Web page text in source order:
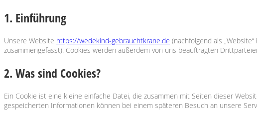
1. Einführung
Unsere Website https://wedekind-gebrauchtkrane.de (nachfolgend als
zusammengefasst). Cookies werden außerdem von uns beauftragten
2. Was sind Cookies?
Ein Cookie ist eine kleine einfache Datei, die zusammen mit Seiten dieser
gespeicherten Informationen können bei einem späteren Besuch an unsere